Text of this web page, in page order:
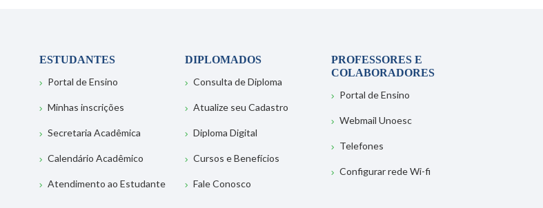
ESTUDANTES
Portal de Ensino
Minhas inscrições
Secretaria Acadêmica
Calendário Acadêmico
Atendimento ao Estudante
DIPLOMADOS
Consulta de Diploma
Atualize seu Cadastro
Diploma Digital
Cursos e Benefícios
Fale Conosco
PROFESSORES E
COLABORADORES
Portal de Ensino
Webmail Unoesc
Telefones
Configurar rede Wi-fi